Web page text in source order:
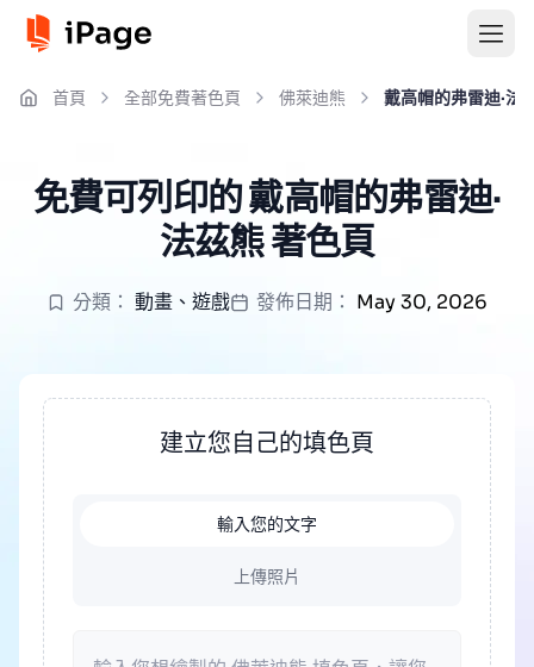
首頁 全部免費著色頁 佛萊迪熊 戴高帽的弗雷迪·法
免費可列印的 戴高帽的弗雷迪·
法茲熊 著色頁
分類： 動畫 、 遊戲 發佈日期： May 30, 2026
建立您自己的填色頁
輸入您的文字
上傳照片